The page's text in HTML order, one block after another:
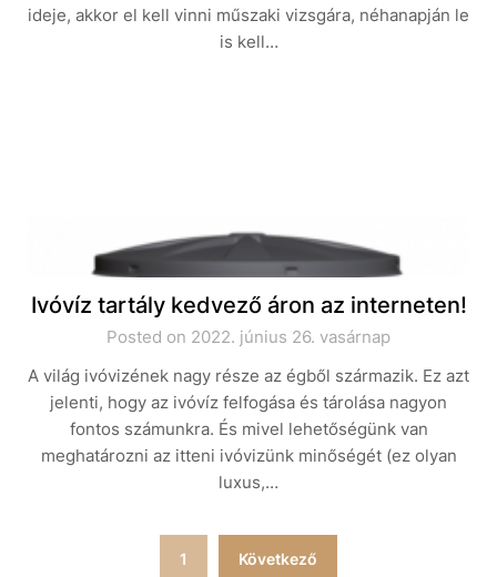
ideje, akkor el kell vinni műszaki vizsgára, néhanapján le
is kell…
Ivóvíz tartály kedvező áron az interneten!
Posted on 2022. június 26. vasárnap
A világ ivóvizének nagy része az égből származik. Ez azt
jelenti, hogy az ivóvíz felfogása és tárolása nagyon
fontos számunkra. És mivel lehetőségünk van
meghatározni az itteni ivóvizünk minőségét (ez olyan
luxus,…
1 Következő